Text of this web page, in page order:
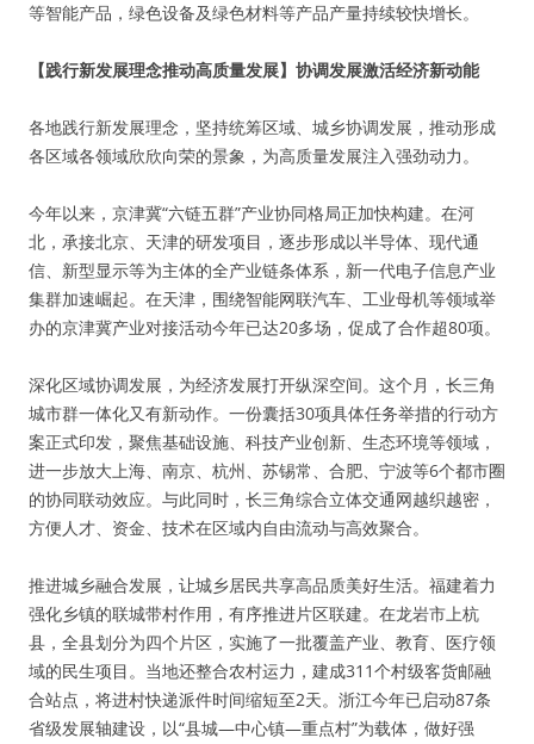
等智能产品，绿色设备及绿色材料等产品产量持续较快增长。
【践行新发展理念推动高质量发展】协调发展激活经济新动能
各地践行新发展理念，坚持统筹区域、城乡协调发展，推动形成
各区域各领域欣欣向荣的景象，为高质量发展注入强劲动力。
今年以来，京津冀“六链五群”产业协同格局正加快构建。在河
北，承接北京、天津的研发项目，逐步形成以半导体、现代通
信、新型显示等为主体的全产业链条体系，新一代电子信息产业
集群加速崛起。在天津，围绕智能网联汽车、工业母机等领域举
办的京津冀产业对接活动今年已达20多场，促成了合作超80项。
深化区域协调发展，为经济发展打开纵深空间。这个月，长三角
城市群一体化又有新动作。一份囊括30项具体任务举措的行动方
案正式印发，聚焦基础设施、科技产业创新、生态环境等领域，
进一步放大上海、南京、杭州、苏锡常、合肥、宁波等6个都市圈
的协同联动效应。与此同时，长三角综合立体交通网越织越密，
方便人才、资金、技术在区域内自由流动与高效聚合。
推进城乡融合发展，让城乡居民共享高品质美好生活。福建着力
强化乡镇的联城带村作用，有序推进片区联建。在龙岩市上杭
县，全县划分为四个片区，实施了一批覆盖产业、教育、医疗领
域的民生项目。当地还整合农村运力，建成311个村级客货邮融
合站点，将进村快递派件时间缩短至2天。浙江今年已启动87条
省级发展轴建设，以“县城—中心镇—重点村”为载体，做好强